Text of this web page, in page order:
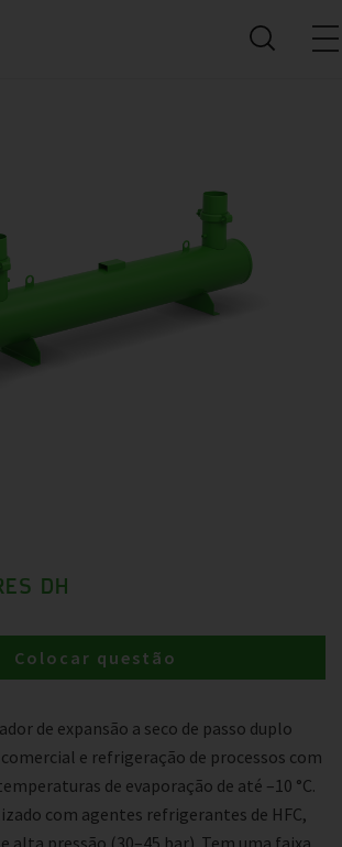
DH
de expansão a seco de passo duplo
e refrigeração de processos com
de evaporação de até –10 °C.
com agentes refrigerantes de HFC,
e alta pressão (30–45 bar). Tem uma faixa
Colocar questão